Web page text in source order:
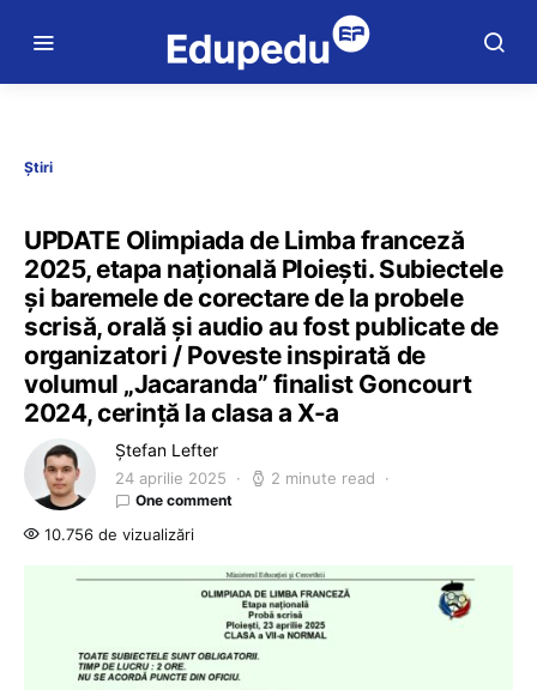
Știri
UPDATE Olimpiada de Limba franceză
2025, etapa națională Ploiești. Subiectele
și baremele de corectare de la probele
scrisă, orală și audio au fost publicate de
organizatori / Poveste inspirată de
volumul „Jacaranda” finalist Goncourt
2024, cerință la clasa a X-a
Ștefan Lefter
24 aprilie 2025 2 minute read
One comment
10.756 de vizualizări